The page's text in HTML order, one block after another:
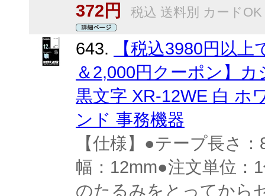
372円
税込 送料別 カードOK
643.
【税込3980円以
＆2,000円クーポン】
黒文字 XR-12WE 白 ホ
ンド 事務機器
【仕様】●テープ長さ
幅：12mm●注文単位
のたるみをとってから